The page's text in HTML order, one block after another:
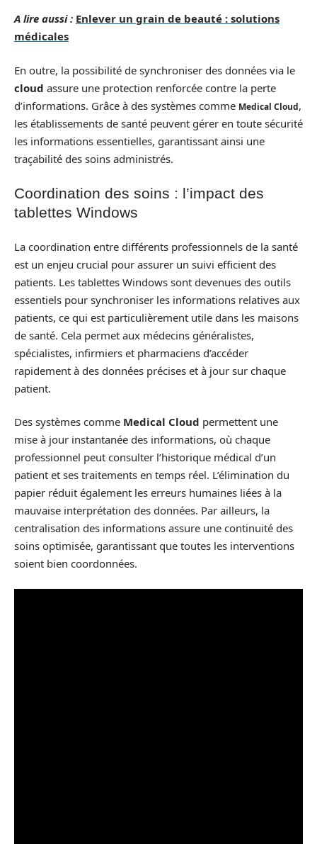
A lire aussi : Enlever un grain de beauté : solutions
médicales
En outre, la possibilité de synchroniser des données via le
cloud assure une protection renforcée contre la perte
d’informations. Grâce à des systèmes comme Medical Cloud,
les établissements de santé peuvent gérer en toute sécurité
les informations essentielles, garantissant ainsi une
traçabilité des soins administrés.
Coordination des soins : l’impact des
tablettes Windows
La coordination entre différents professionnels de la santé
est un enjeu crucial pour assurer un suivi efficient des
patients. Les tablettes Windows sont devenues des outils
essentiels pour synchroniser les informations relatives aux
patients, ce qui est particulièrement utile dans les maisons
de santé. Cela permet aux médecins généralistes,
spécialistes, infirmiers et pharmaciens d’accéder
rapidement à des données précises et à jour sur chaque
patient.
Des systèmes comme Medical Cloud permettent une
mise à jour instantanée des informations, où chaque
professionnel peut consulter l’historique médical d’un
patient et ses traitements en temps réel. L’élimination du
papier réduit également les erreurs humaines liées à la
mauvaise interprétation des données. Par ailleurs, la
centralisation des informations assure une continuité des
soins optimisée, garantissant que toutes les interventions
soient bien coordonnées.